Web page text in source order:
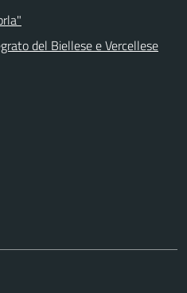
del Biellese e Vercellese